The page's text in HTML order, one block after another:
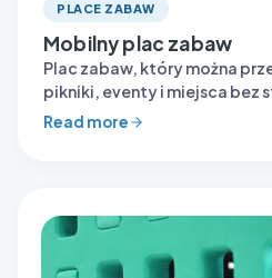
PLACE ZABAW
Mobilny plac zabaw
Plac zabaw, który można
pikniki, eventy i miejsca bez
Read more